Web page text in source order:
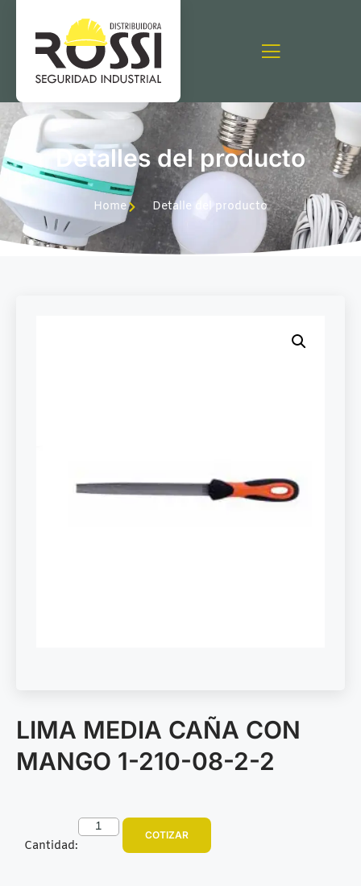
Detalles del producto
Home Detalle del producto
LIMA MEDIA CAÑA CON
MANGO 1-210-08-2-2
Cantidad:
COTIZAR